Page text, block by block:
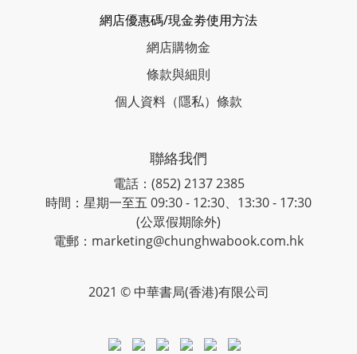
網店優惠碼/現金劵使用方法
網店購物金
條款與細則
個人資料（隱私）條款
聯絡我們
電話：(852) 2137 2385
時間：星期一至五 09:30 - 12:30、13:30 - 17:30
(公眾假期除外)
電郵：marketing@chunghwabook.com.hk
2021 © 中華書局(香港)有限公司